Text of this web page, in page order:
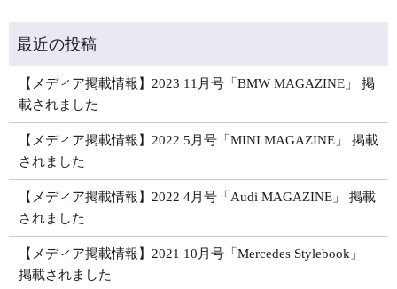
【メディア掲載情報】2023 11月号「BMW MAGAZINE」 掲
載されました
【メディア掲載情報】2022 5月号「MINI MAGAZINE」 掲載
されました
【メディア掲載情報】2022 4月号「Audi MAGAZINE」 掲載
されました
【メディア掲載情報】2021 10月号「Mercedes Stylebook」
掲載されました